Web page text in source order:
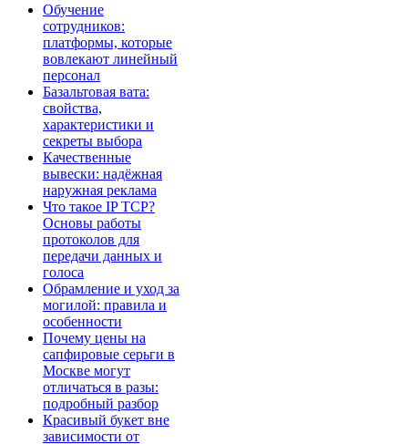
Обучение
сотрудников:
платформы, которые
вовлекают линейный
персонал
Базальтовая вата:
свойства,
характеристики и
секреты выбора
Качественные
вывески: надёжная
наружная реклама
Что такое IP TCP?
Основы работы
протоколов для
передачи данных и
голоса
Обрамление и уход за
могилой: правила и
особенности
Почему цены на
сапфировые серьги в
Москве могут
отличаться в разы:
подробный разбор
Красивый букет вне
зависимости от